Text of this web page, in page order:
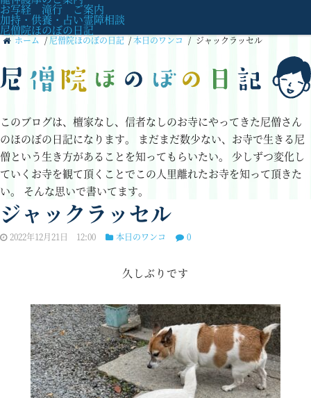
お写経 滝行 ご案内
加持・供養・占い霊障相談
尼僧院ほのぼの日記
ホーム / 尼僧院ほのぼの日記 /本日のワンコ / ジャックラッセル
このブログは、檀家なし、信者なしのお寺にやってきた尼僧さん
のほのぼの日記になります。 まだまだ数少ない、お寺で生きる尼
僧という生き方があることを知ってもらいたい。
少しずつ変化し
ていくお寺を観て頂くことでこの人里離れたお寺を知って頂きた
い。 そんな思いで書いてます。
ジャックラッセル
2022年12月21日 12:00 本日のワンコ 0
久しぶりです